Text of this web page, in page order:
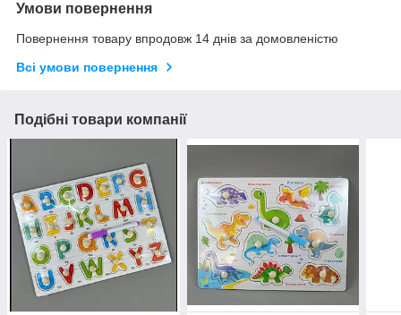
Умови повернення
Повернення товару впродовж 14 днів за домовленістю
Всі умови повернення
Подібні товари компанії